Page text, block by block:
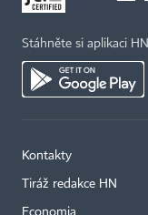
Stáhněte si aplikaci HN
Kontakty
Tiráž redakce HN
Economia